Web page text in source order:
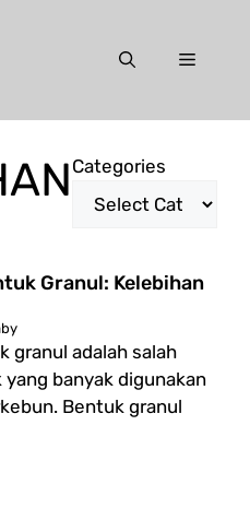
Menu
Categories
Granul: Kelebihan
granul adalah salah
banyak digunakan
Bentuk granul